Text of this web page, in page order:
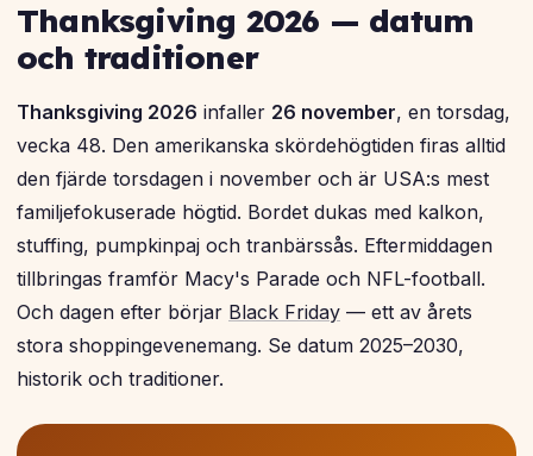
Thanksgiving 2026 — datum
och traditioner
Thanksgiving 2026 infaller 26 november, en torsdag,
vecka 48. Den amerikanska skördehögtiden firas alltid
den fjärde torsdagen i november och är USA:s mest
familjefokuserade högtid. Bordet dukas med kalkon,
stuffing, pumpkinpaj och tranbärssås. Eftermiddagen
tillbringas framför Macy's Parade och NFL-football.
Och dagen efter börjar Black Friday — ett av årets
stora shoppingevenemang. Se datum 2025–2030,
historik och traditioner.